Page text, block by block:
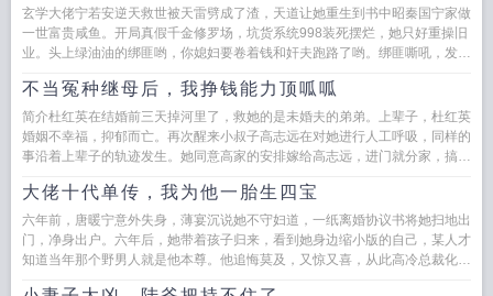
玄学大佬宁若安逆天救世被天雷劈成了渣，天道让她重生到书中昭秦国宁家做
一世富贵咸鱼。开局真假千金修罗场，坑货系统998装死摆烂，她只好重操旧
业。头上绿油油的绑匪哟，你媳妇要卷着钱和奸夫跑路了哟。绑匪嘶吼，发
不当冤种继母后，我挣钱能力顶呱呱
简介杜红英在结婚前三天掉河里了，救她的是未婚夫的弟弟。上辈子，杜红英
婚姻不幸福，抑郁而亡。再次醒来小叔子高志远在对她进行人工呼吸，同样的
事沿着上辈子的轨迹发生。她同意高家的安排嫁给高志远，进门就分家，搞臭
大佬十代单传，我为他一胎生四宝
六年前，唐暖宁意外失身，薄宴沉说她不守妇道，一纸离婚协议书将她扫地出
门，净身出户。六年后，她带着孩子归来，看到她身边缩小版的自己，某人才
知道当年那个野男人就是他本尊。他追悔莫及，又惊又喜，从此高冷总裁化身